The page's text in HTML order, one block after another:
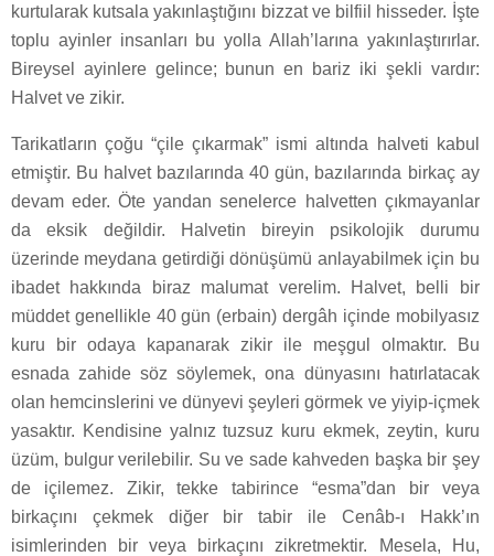
kurtularak kutsala yakınlaştığını bizzat ve bilfiil hisseder. İşte
toplu ayinler insanları bu yolla Allah’larına yakınlaştırırlar.
Bireysel ayinlere gelince; bunun en bariz iki şekli vardır:
Halvet ve zikir.
Tarikatların çoğu “çile çıkarmak” ismi altında halveti kabul
etmiştir. Bu halvet bazılarında 40 gün, bazılarında birkaç ay
devam eder. Öte yandan senelerce halvetten çıkmayanlar
da eksik değildir. Halvetin bireyin psikolojik durumu
üzerinde meydana getirdiği dönüşümü anlayabilmek için bu
ibadet hakkında biraz malumat verelim. Halvet, belli bir
müddet genellikle 40 gün (erbain) dergâh içinde mobilyasız
kuru bir odaya kapanarak zikir ile meşgul olmaktır. Bu
esnada zahide söz söylemek, ona dünyasını hatırlatacak
olan hemcinslerini ve dünyevi şeyleri görmek ve yiyip-içmek
yasaktır. Kendisine yalnız tuzsuz kuru ekmek, zeytin, kuru
üzüm, bulgur verilebilir. Su ve sade kahveden başka bir şey
de içilemez. Zikir, tekke tabirince “esma”dan bir veya
birkaçını çekmek diğer bir tabir ile Cenâb-ı Hakk’ın
isimlerinden bir veya birkaçını zikretmektir. Mesela, Hu,